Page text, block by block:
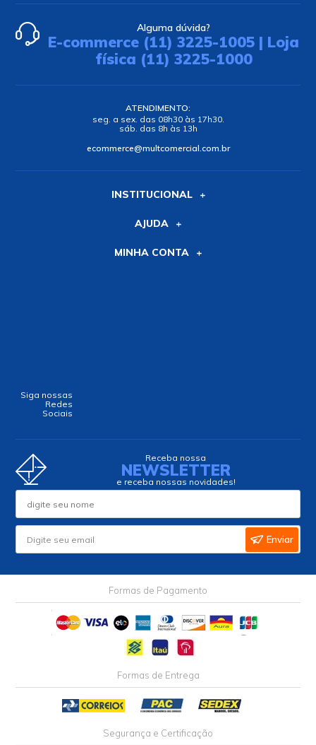
Alguma dúvida?
E-commerce (11) 3225-1005 | Loja
física (11) 3225-1000
ATENDIMENTO:
seg. a sex. das 08h30 às 17h30.
sáb. das 8h às 13h
ecommerce@multcomercial.com.br
INSTITUCIONAL
AJUDA
MINHA CONTA
Siga nossas
Redes
Sociais
Receba nossa
NEWSLETTER
e receba nossas novidades!
Enviar
Formas de Pagamento
Formas de Entrega
Segurança e Certificação